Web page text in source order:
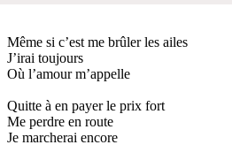
Même si c’est me brûler les ailes
J’irai toujours
Où l’amour m’appelle
Quitte à en payer le prix fort
Me perdre en route
Je marcherai encore